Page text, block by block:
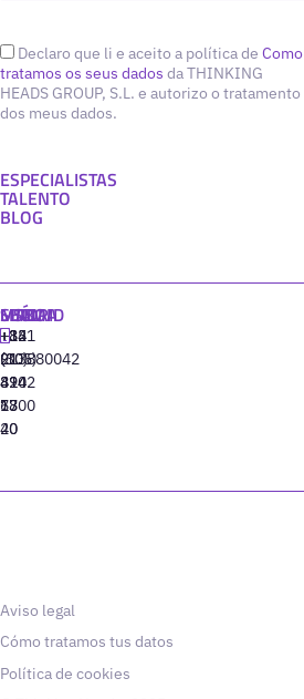
Declaro que li e aceito a política de Como
tratamos os seus dados da THINKING
HEADS GROUP, S.L. e autorizo o tratamento
dos meus dados.
ESPECIALISTAS
TALENTO
BLOG
MADRID
+34
91
310
77
40
MIAMI
+1
(305)
424
13
20
SEÚL
+82
(10)
8942
6800
LISBOA
‪+351
213880042
Aviso legal
Cómo tratamos tus datos
Política de cookies